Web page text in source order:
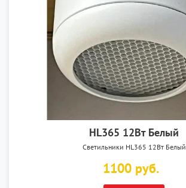
HL365 12Вт Белый
Светильники HL365 12Вт Белый
1100 руб.